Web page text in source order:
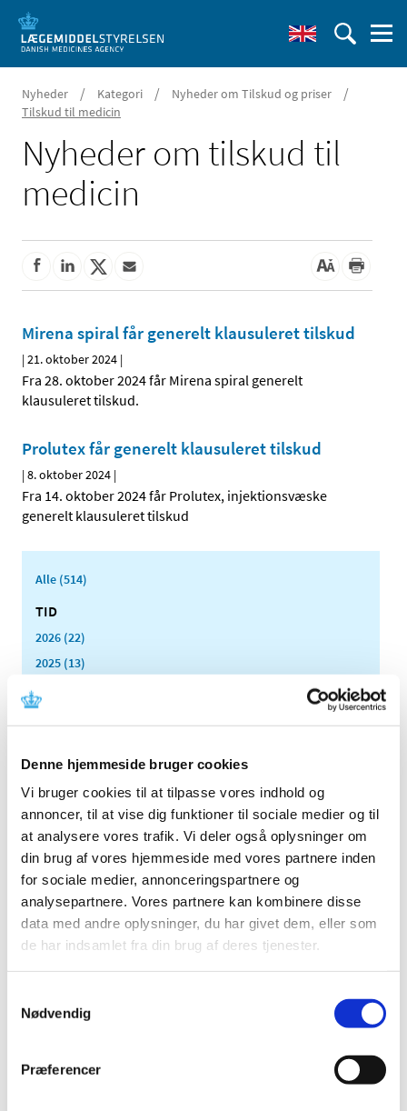
Denne hjemmeside bruger cookies
Vi bruger cookies til at tilpasse vores indhold og
annoncer, til at vise dig funktioner til sociale medier og til
at analysere vores trafik. Vi deler også oplysninger om
din brug af vores hjemmeside med vores partnere inden
for sociale medier, annonceringspartnere og
analysepartnere. Vores partnere kan kombinere disse
data med andre oplysninger, du har givet dem, eller som
de har indsamlet fra din brug af deres tjenester.
Nødvendig
Præferencer
Nyheder / Kategori / Nyheder om Tilskud og priser /
Tilskud til medicin
Nyheder om tilskud til
medicin
Mirena spiral får generelt klausuleret tilskud
|21. oktober 2024 |
Fra 28. oktober 2024 får Mirena spiral generelt
klausuleret tilskud.
Prolutex får generelt klausuleret tilskud
|8. oktober 2024 |
Fra 14. oktober 2024 får Prolutex, injektionsvæske
generelt klausuleret tilskud
Alle (514)
TID
2026 (22)
2025 (13)
august (1)
marts (2)
februar (2)
januar (2)
2023 (18)
2022 (10)
2021 (32)
2019 (41)